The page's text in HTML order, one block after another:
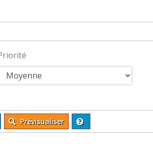
Prévisualiser